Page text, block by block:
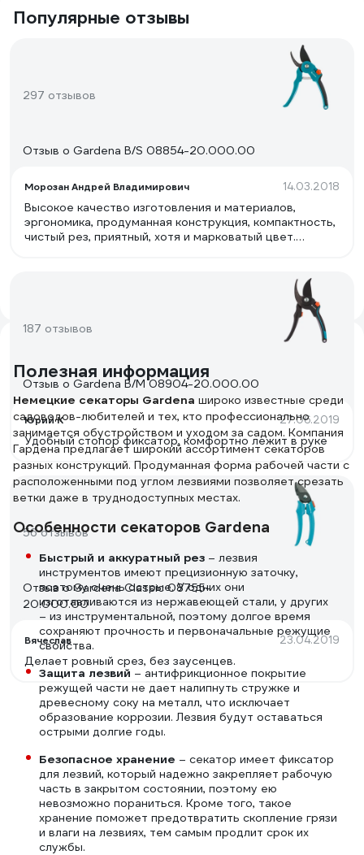
Популярные отзывы
297 отзывов
Отзыв о Gardena B/S 08854-20.000.00
Морозан Андрей Владимирович 14.03.2018
Высокое качество изготовления и материалов,
эргономика, продуманная конструкция, компактность,
чистый рез, приятный, хотя и марковатый цвет.
187 отзывов
Отзыв о Gardena B/M 08904-20.000.00
Юрий К 27.06.2019
Удобный стопор фиксатор, комфортно лежит в руке
56 отзывов
Отзыв о Gardena Classic 08755-
20.000.00
Вячеслав 23.04.2019
Делает ровный срез, без заусенцев.
Полезная информация
Немецкие секаторы Gardena широко известные среди
садоводов-любителей и тех, кто профессионально
занимается обустройством и уходом за садом. Компания
Гардена предлагает широкий ассортимент секаторов
разных конструкций. Продуманная форма рабочей части с
расположенными под углом лезвиями позволяет срезать
ветки даже в труднодоступных местах.
Особенности секаторов Gardena
Быстрый и аккуратный рез – лезвия
инструментов имеют прецизионную заточку,
поэтому очень острые. У одних они
изготавливаются из нержавеющей стали, у других
– из инструментальной, поэтому долгое время
сохраняют прочность и первоначальные режущие
свойства.
Защита лезвий – антифрикционное покрытие
режущей части не дает налипнуть стружке и
древесному соку на металл, что исключает
образование коррозии. Лезвия будут оставаться
острыми долгие годы.
Безопасное хранение – секатор имеет фиксатор
для лезвий, который надежно закрепляет рабочую
часть в закрытом состоянии, поэтому ею
невозможно пораниться. Кроме того, такое
хранение поможет предотвратить скопление грязи
и влаги на лезвиях, тем самым продлит срок их
службы.